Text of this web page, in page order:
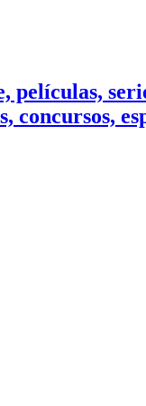
películas,